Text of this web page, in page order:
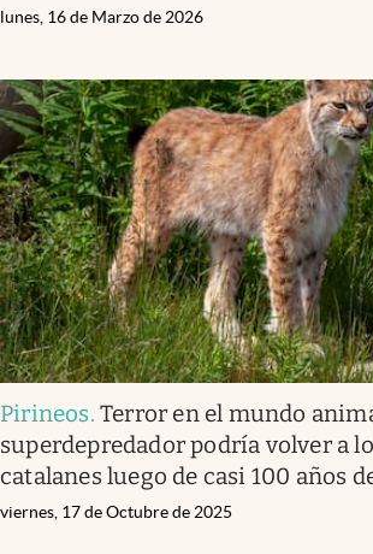
lunes, 16 de Marzo de 2026
Pirineos.Terror en el mundo
superdepredador podría volver a
catalanes luego de casi 100 años
viernes, 17 de Octubre de 2025